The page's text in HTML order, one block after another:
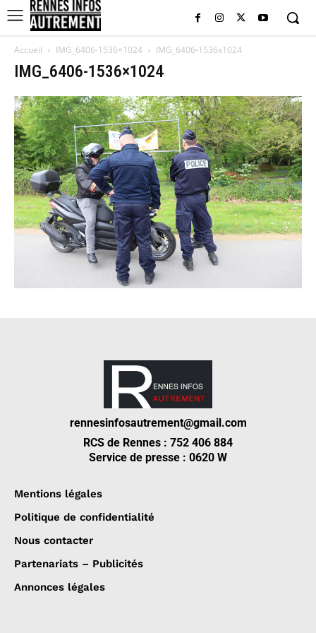
Accueil IMG_6406-1536×1024 IMG_6406-1536x1024
IMG_6406-1536×1024
rennesinfosautrement@gmail.com
RCS de Rennes : 752 406 884
Service de presse : 0620 W
Mentions légales
Politique de confidentialité
Nous contacter
Partenariats – Publicités
Annonces légales